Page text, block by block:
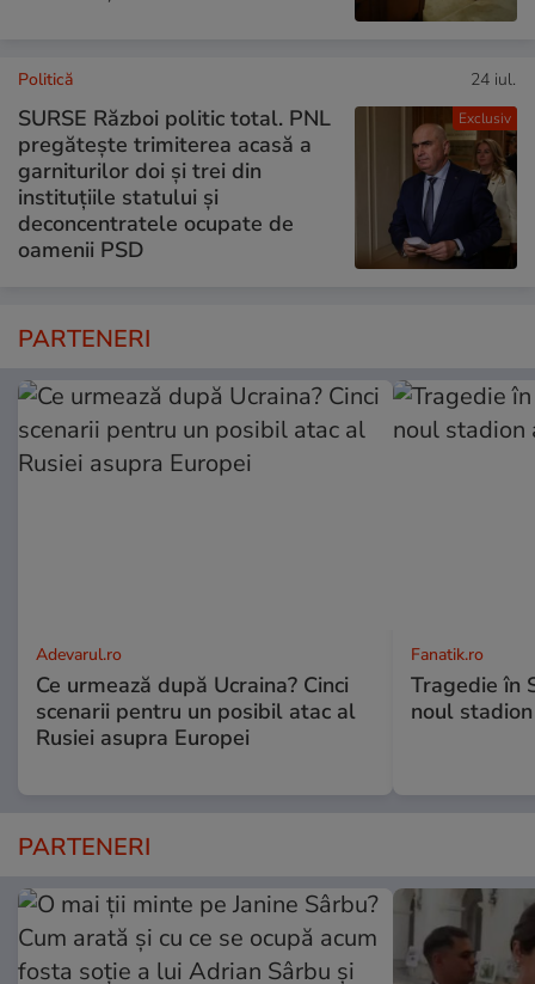
Exclusiv
Politică 24 iul.
SURSE Război politic total. PNL
pregătește trimiterea acasă a
garniturilor doi și trei din
instituțiile statului și
deconcentratele ocupate de
oamenii PSD
PARTENERI
Adevarul.ro
Ce urmează după Ucraina? Cinci
scenarii pentru un posibil atac al
Rusiei asupra Europei
Fanatik.ro
Tragedie în
noul
PARTENERI